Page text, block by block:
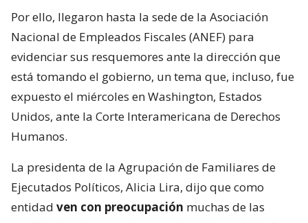
Por ello, llegaron hasta la sede de la Asociación
Nacional de Empleados Fiscales (ANEF) para
evidenciar sus resquemores ante la dirección que
está tomando el gobierno, un tema que, incluso, fue
expuesto el miércoles en Washington, Estados
Unidos, ante la Corte Interamericana de Derechos
Humanos.
La presidenta de la Agrupación de Familiares de
Ejecutados Políticos, Alicia Lira, dijo que como
entidad ven con preocupación muchas de las